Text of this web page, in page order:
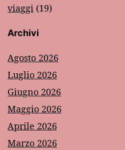
viaggi (19)
Archivi
Agosto 2026
Luglio 2026
Giugno 2026
Maggio 2026
Aprile 2026
Marzo 2026